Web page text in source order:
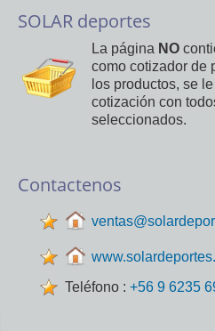
SOLAR deportes
La página NO
como cotizador de
los productos, se
cotización con
seleccionados.
Contactenos
Teléfono : +56 9 6235